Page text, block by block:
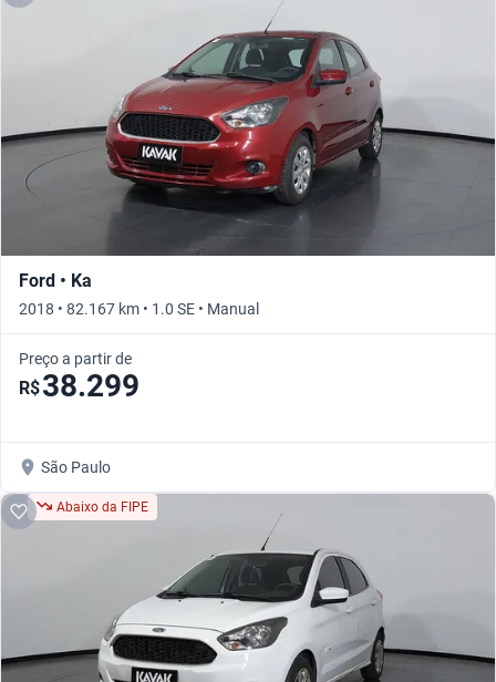
Ford • Ka
2018 • 82.167 km • 1.0 SE • Manual
Preço a partir de
R$38.299
São Paulo
Abaixo da FIPE